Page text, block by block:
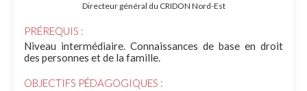
Directeur général du CRIDON Nord-Est
PRÉREQUIS :
Niveau intermédiaire. Connaissances de base en droit
des personnes et de la famille.
OBJECTIFS PÉDAGOGIQUES :